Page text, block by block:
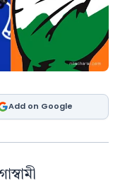
Add on Google